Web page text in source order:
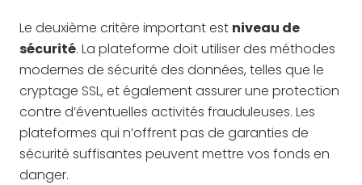
Le deuxième critère important est niveau de
sécurité. La plateforme doit utiliser des méthodes
modernes de sécurité des données, telles que le
cryptage SSL, et également assurer une protection
contre d’éventuelles activités frauduleuses. Les
plateformes qui n’offrent pas de garanties de
sécurité suffisantes peuvent mettre vos fonds en
danger.